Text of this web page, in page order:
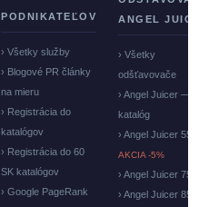
PODNIKATEĽOV
› Všetky služby
› Blogové PR články
na mieru
› Registrácia do
katalógov
› Registrácia do 60
SK katalógov
› Google PageRank
ANGEL
› Všetky
odšťavovače
› Angel Juicer —
katalóg
› Angel Juicer
AKCIA -5%
› Angel Juicer
› Angel Juicer